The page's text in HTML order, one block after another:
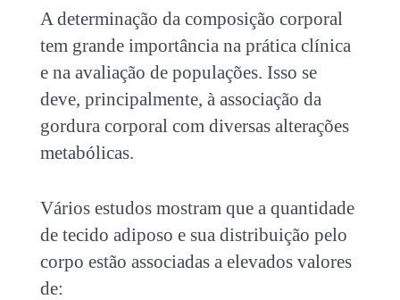
A determinação da composição corporal
tem grande importância na prática clínica
e na avaliação de populações. Isso se
deve, principalmente, à associação da
gordura corporal com diversas alterações
metabólicas.
Vários estudos mostram que a quantidade
de tecido adiposo e sua distribuição pelo
corpo estão associadas a elevados valores
de: